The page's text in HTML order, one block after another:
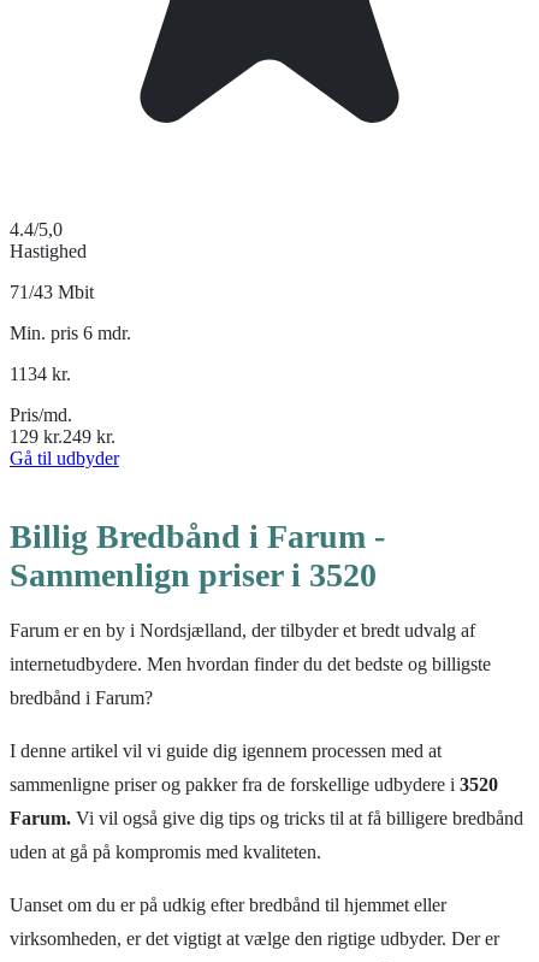
4.4/5,0
Hastighed
71/43 Mbit
Min. pris 6 mdr.
1134 kr.
Pris/md.
129 kr.249 kr.
Gå til udbyder
Billig Bredbånd i Farum -
Sammenlign priser i 3520
Farum er en by i Nordsjælland, der tilbyder et bredt udvalg af
internetudbydere. Men hvordan finder du det bedste og billigste
bredbånd i Farum?
I denne artikel vil vi guide dig igennem processen med at
sammenligne priser og pakker fra de forskellige udbydere i 3520
Farum. Vi vil også give dig tips og tricks til at få billigere bredbånd
uden at gå på kompromis med kvaliteten.
Uanset om du er på udkig efter bredbånd til hjemmet eller
virksomheden, er det vigtigt at vælge den rigtige udbyder. Der er